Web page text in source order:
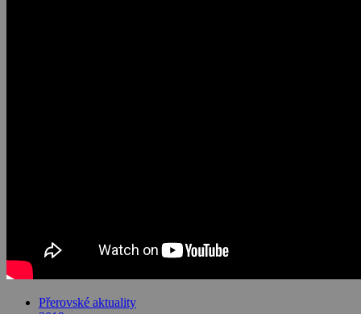
Přerovské aktuality